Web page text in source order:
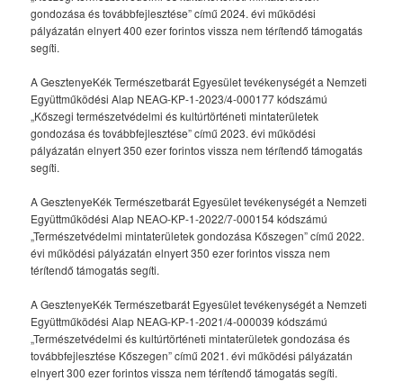
gondozása és továbbfejlesztése” című 2024. évi működési
pályázatán elnyert 400 ezer forintos vissza nem térítendő támogatás
segíti.
A GesztenyeKék Természetbarát Egyesület tevékenységét a Nemzeti
Együttműködési Alap NEAG-KP-1-2023/4-000177 kódszámú
„Kőszegi természetvédelmi és kultúrtörténeti mintaterületek
gondozása és továbbfejlesztése” című 2023. évi működési
pályázatán elnyert 350 ezer forintos vissza nem térítendő támogatás
segíti.
A GesztenyeKék Természetbarát Egyesület tevékenységét a Nemzeti
Együttműködési Alap NEAO-KP-1-2022/7-000154 kódszámú
„Természetvédelmi mintaterületek gondozása Kőszegen” című 2022.
évi működési pályázatán elnyert 350 ezer forintos vissza nem
térítendő támogatás segíti.
A GesztenyeKék Természetbarát Egyesület tevékenységét a Nemzeti
Együttműködési Alap NEAG-KP-1-2021/4-000039 kódszámú
„Természetvédelmi és kultúrtörténeti mintaterületek gondozása és
továbbfejlesztése Kőszegen” című 2021. évi működési pályázatán
elnyert 300 ezer forintos vissza nem térítendő támogatás segíti.